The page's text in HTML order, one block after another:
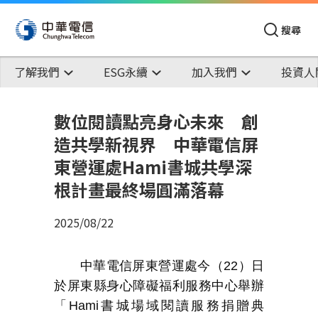
搜尋
了解我們 ESG永續 加入我們 投資
數位閱讀點亮身心未來 創
造共學新視界 中華電信屏
東營運處Hami書城共學深
根計畫最終場圓滿落幕
2025/08/22
中華電信屏東營運處今（ 22 ）日
於屏東縣身心障礙福利服務中心舉辦
「 Hami 書城場域閱讀服務捐贈典